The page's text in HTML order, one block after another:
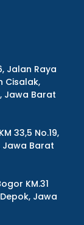
Jalan Raya
Cisalak,
Jawa Barat
33,5 No.19,
Jawa Barat
KM.31
Jawa